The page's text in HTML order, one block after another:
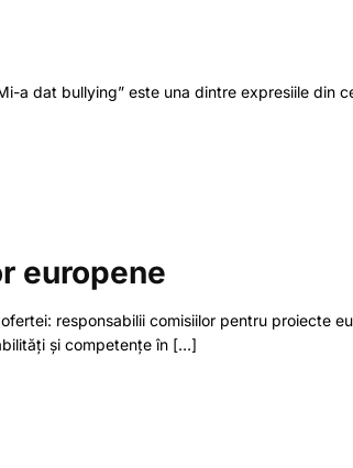
bullying” este una dintre expresiile din
europene
responsabilii comisiilor pentru proiecte
și competențe în […]